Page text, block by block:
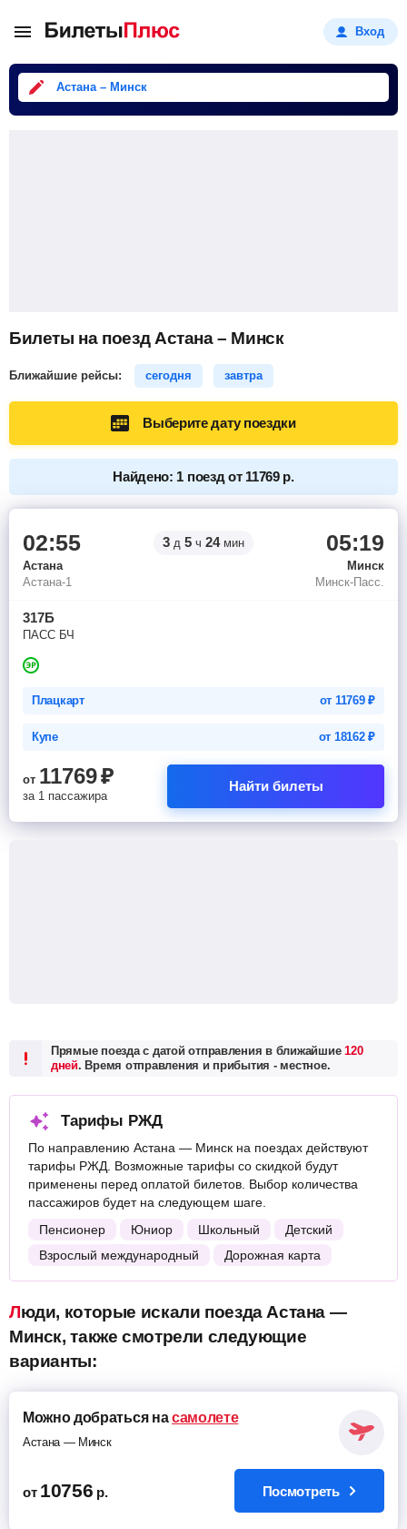
Вход
Астана – Минск
Билеты на поезд Астана – Минск
Ближайшие рейсы: сегодня завтра
Выберите дату поездки
Найдено: 1 поезд от 11769 р.
02:55 3 д 5 ч 24мин 05:19
Астана
Минск
Астана-1
Минск-Пасс.
317Б
ПАСС БЧ
Плацкарт от 11769₽
Купе от 18162₽
от 11769₽
за 1 пассажира
Найти билеты
Прямые поезда с датой отправления в ближайшие120
дней. Время отправления и прибытия - местное.
Тарифы РЖД
По направлению Астана — Минск на поездах действуют
тарифы РЖД. Возможные тарифы со скидкой будут
применены перед оплатой билетов. Выбор количества
пассажиров будет на следующем шаге.
Пенсионер
Юниор Школьный
Детский
Взрослый международный
Дорожная карта
Люди, которые искали поезда Астана —
Минск, также смотрели следующие
варианты:
Можно добраться насамолете
Астана — Минск
от 10756 р. Посмотреть